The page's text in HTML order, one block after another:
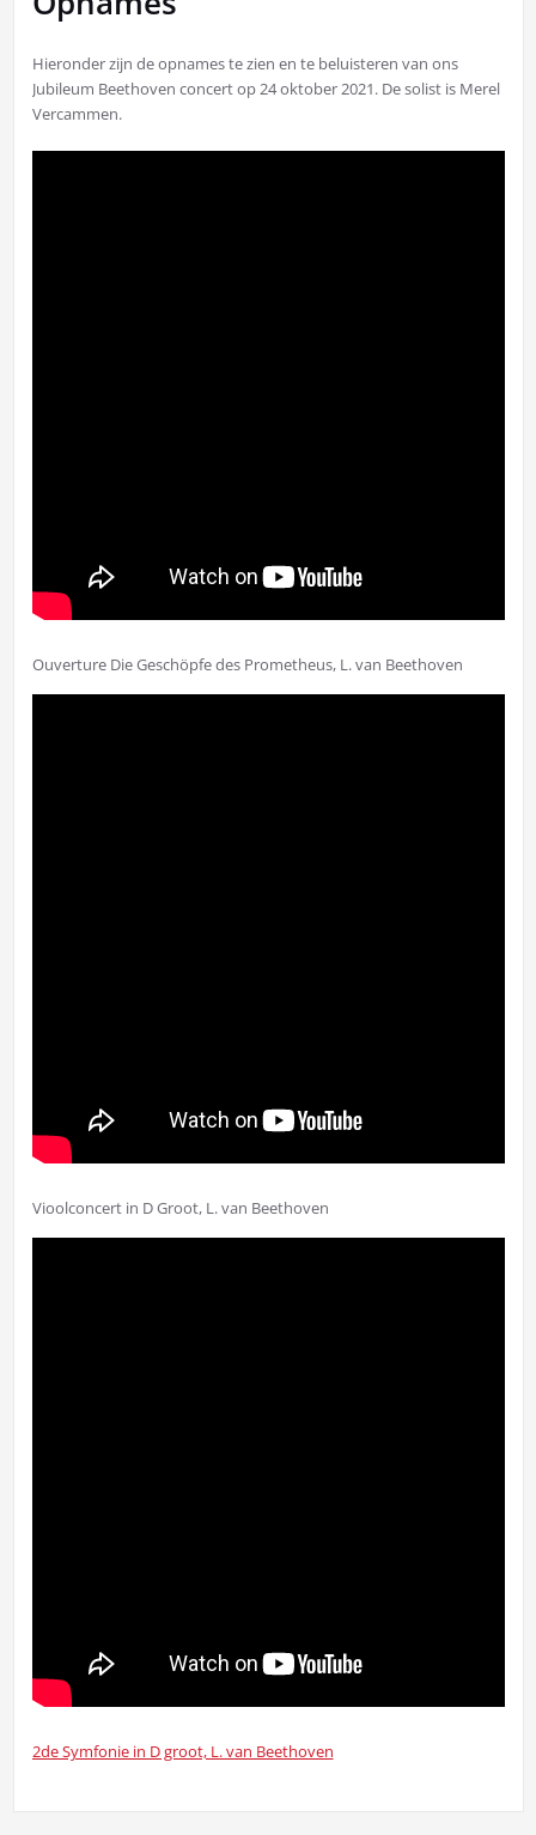
Hieronder zijn de opnames te zien en te beluisteren van ons
Jubileum Beethoven concert op 24 oktober 2021. De solist is Merel
Vercammen.
Ouverture Die Geschöpfe des Prometheus, L. van Beethoven
Vioolconcert in D Groot, L. van Beethoven
2de Symfonie in D groot, L. van Beethoven